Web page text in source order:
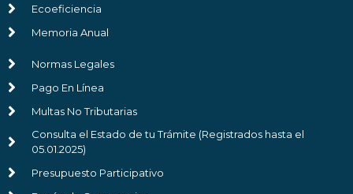
Ecoeficiencia
Memoria Anual
Normas Legales
Pago En Línea
Multas No Tributarias
Consulta el Estado de tu Trámite (Registrados hasta el
05.01.2025)
Presupuesto Participativo